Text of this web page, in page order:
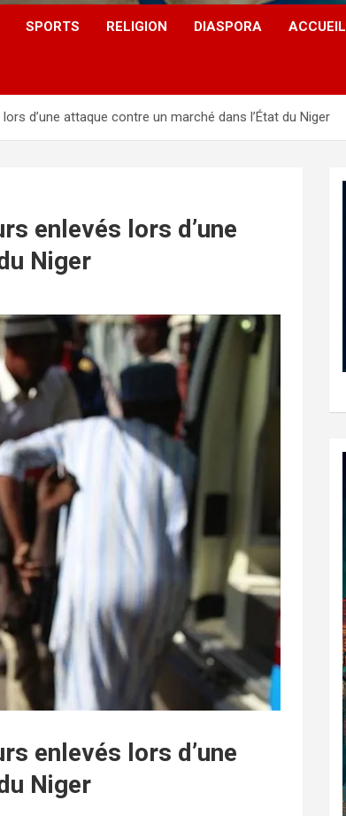
SPORTS RELIGION DIASPORA ACCUEIL
d’une attaque contre un marché dans l’État du Niger
enlevés lors d’une
Niger
enlevés lors d’une
Niger